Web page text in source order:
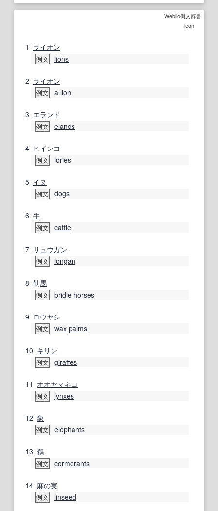
Weblio例文辞書
leon
1 ライオン
例文 lions
2 ライオン
例文 a lion
3 エランド
例文 elands
4 ヒインコ
例文 lories
5 イヌ
例文 dogs
6 牛
例文 cattle
7 リュウガン
例文 longan
8 勒馬
例文 bridle horses
9 ロウヤシ
例文 wax palms
10 キリン
例文 giraffes
11 オオヤマネコ
例文 lynxes
12 象
例文 elephants
13 鵜
例文 cormorants
14 麻の実
例文 linseed